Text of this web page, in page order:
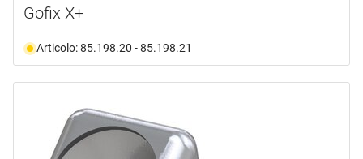
Gofix X+
Articolo: 85.198.20 - 85.198.21